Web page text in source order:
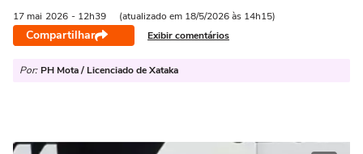
17 mai 2026 - 12h39 (atualizado em 18/5/2026 às 14h15)
Compartilhar Exibir comentários
Por: PH Mota / Licenciado de Xataka